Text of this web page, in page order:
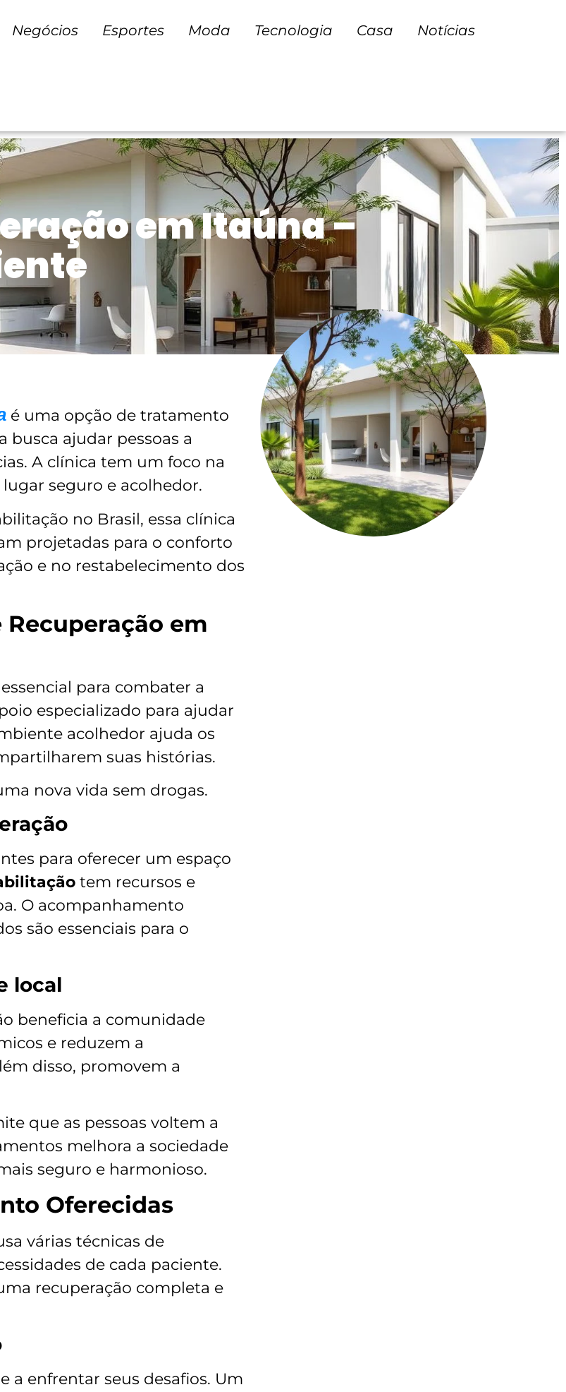
Negócios Esportes Moda Tecnologia Casa Notícias
em Itaúna –
é uma opção de tratamento
busca ajudar pessoas a
A clínica tem um foco na
seguro e acolhedor.
no Brasil, essa clínica
projetadas para o conforto
e no restabelecimento dos
em
para combater a
especializado para ajudar
acolhedor ajuda os
suas histórias.
nova vida sem drogas.
para oferecer um espaço
tem recursos e
O acompanhamento
são essenciais para o
local
beneficia a comunidade
e reduzem a
disso, promovem a
que as pessoas voltem a
melhora a sociedade
seguro e harmonioso.
Oferecidas
várias técnicas de
de cada paciente.
recuperação completa e
a enfrentar seus desafios. Um